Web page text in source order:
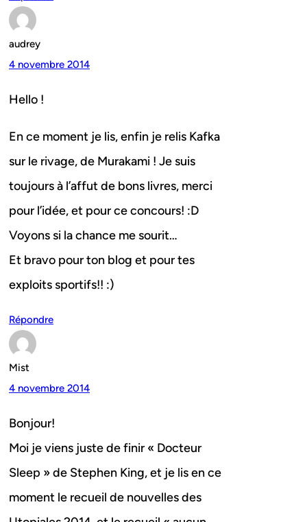
audrey
4 novembre 2014
Hello !
En ce moment je lis, enfin je relis Kafka
sur le rivage, de Murakami ! Je suis
toujours à l’affut de bons livres, merci
pour l’idée, et pour ce concours! :D
Voyons si la chance me sourit…
Et bravo pour ton blog et pour tes
exploits sportifs!! :)
Répondre
Mist
4 novembre 2014
Bonjour!
Moi je viens juste de finir « Docteur
Sleep » de Stephen King, et je lis en ce
moment le recueil de nouvelles des